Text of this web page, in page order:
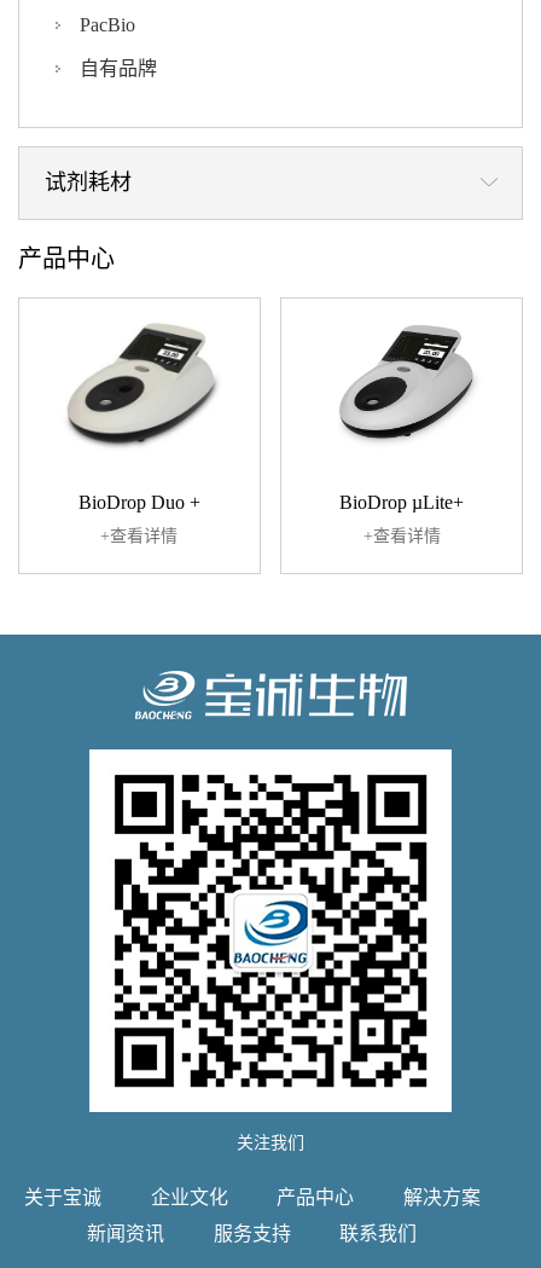
PacBio
自有品牌
试剂耗材
产品中心
BioDrop Duo +
+查看详情
BioDrop µLite+
+查看详情
关注我们
关于宝诚 企业文化 产品中心
解决方案
新闻资讯
服务支持 联系我们